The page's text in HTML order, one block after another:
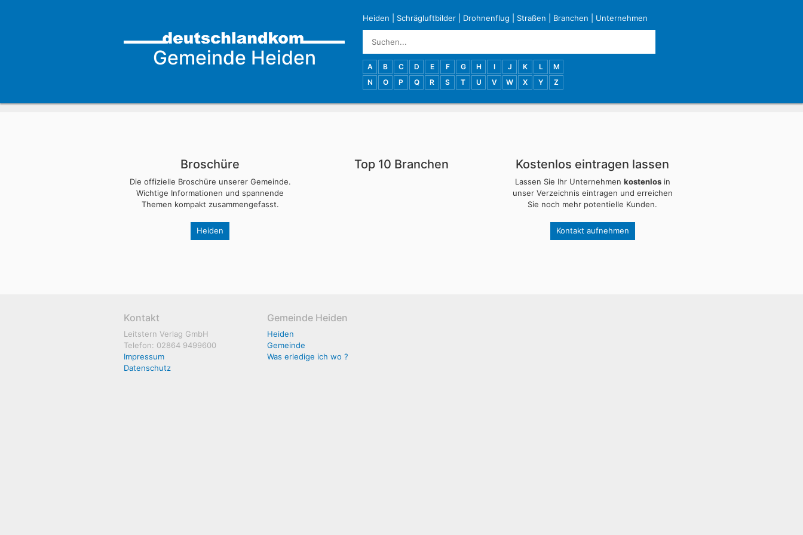
Gemeinde Heiden
Heiden Schrägluftbilder Drohnenflug Straßen Branchen Unternehmen
A B C D E F G H I J K L
M
N
O P Q R S T U V W X Y Z
Broschüre
Die offizielle Broschüre unserer Gemeinde.
Wichtige Informationen und spannende
Themen kompakt zusammengefasst.
Heiden
Top 10 Branchen Kostenlos eintragen lassen
Lassen Sie Ihr Unternehmen kostenlosin
unser Verzeichnis eintragen und erreichen
Sie noch mehr potentielle Kunden.
Kontakt aufnehmen
Kontakt
Leitstern Verlag GmbH
Telefon: 02864 9499600
Impressum
Datenschutz
Gemeinde Heiden
Heiden
Gemeinde
Was erledige ich wo ?